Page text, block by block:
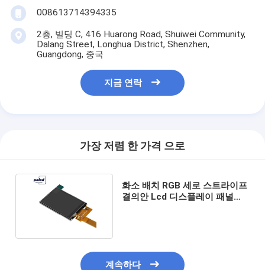
008613714394335
2층, 빌딩 C, 416 Huarong Road, Shuiwei Community,
Dalang Street, Longhua District, Shenzhen,
Guangdong, 중국
지금 연락
가장 저렴 한 가격 으로
화소 배치 RGB 세로 스트라이프
결의안 Lcd 디스플레이 패널
계속하다